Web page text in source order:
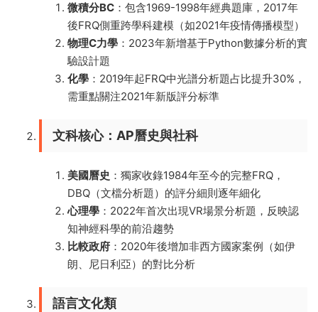
微積分BC ：包含1969-1998年經典題庫，2017年
後FRQ側重跨學科建模（如2021年疫情傳播模型）
物理C力學 ：2023年新增基于Python數據分析的實
驗設計題
化學 ：2019年起FRQ中光譜分析題占比提升30%，
需重點關注2021年新版評分标準
文科核心：AP曆史與社科
美國曆史 ：獨家收錄1984年至今的完整FRQ，
DBQ（文檔分析題）的評分細則逐年細化
心理學 ：2022年首次出現VR場景分析題，反映認
知神經科學的前沿趨勢
比較政府 ：2020年後增加非西方國家案例（如伊
朗、尼日利亞）的對比分析
語言文化類